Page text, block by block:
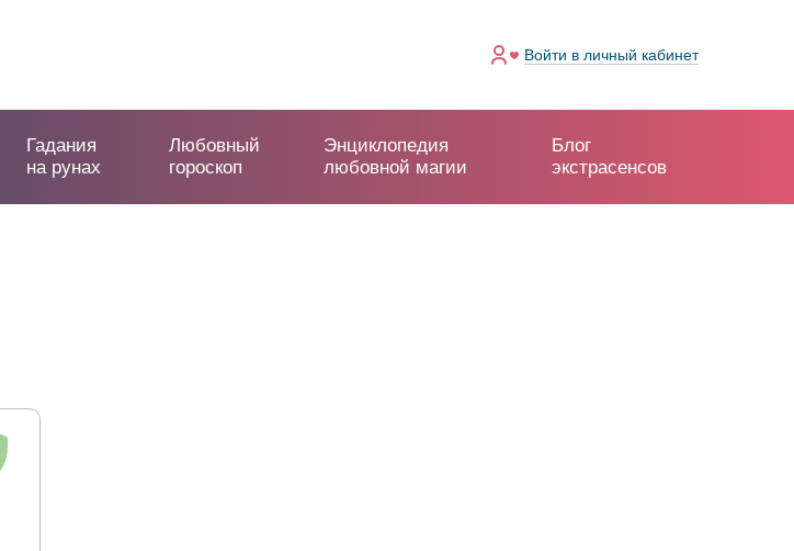
Войти в личный кабинет
Гадания
на рунах
Любовный
гороскоп
Энциклопедия
любовной магии
Блог
экстрасенсов